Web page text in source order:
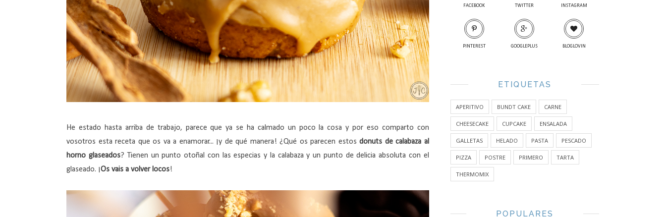
He estado hasta arriba de trabajo, parece que ya se ha calmado un poco la cosa y por eso comparto con
vosotros esta receta que os va a enamorar... ¡y de qué manera! ¿Qué os parecen estosdonuts de calabaza al
horno glaseados? Tienen un punto otoñal con las especias y la calabaza y un punto de delicia absoluta con el
glaseado. ¡Os vais a volver locos!
FACEBOOK TWITTER INSTAGRAM
PINTEREST GOOGLEPLUS BLOGLOVIN
ETIQUETAS
APERITIVO BUNDT CAKE CARNE
CHEESECAKE CUPCAKE ENSALADA
GALLETAS HELADO PASTA PESCADO
PIZZA POSTRE PRIMERO TARTA
THERMOMIX
POPULARES